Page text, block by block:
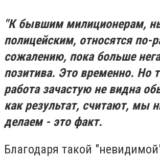
"К бывшим милиционерам,
полицейским, относятся по-
сожалению, пока больше
позитива. Это временно. Но
работа зачастую не видна
как результат, считают, мы
делаем - это факт.
Благодаря такой